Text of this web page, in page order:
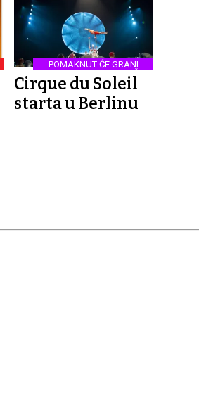
POMAKNUT ĆE GRANICE
MAŠTE
Cirque du Soleil
starta u Berlinu